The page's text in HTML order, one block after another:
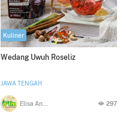
Kuliner
Wedang Uwuh Roseliz
JAWA TENGAH
297